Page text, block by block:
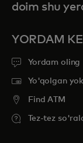
doim shu
YORDAM
Yordam oling
Yo'qolgan
Find ATM
Tez-tez